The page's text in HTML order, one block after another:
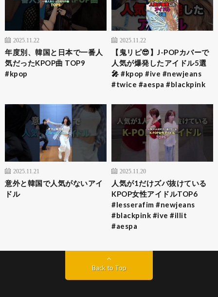
2025.11.22
年度別、韓国と日本で一番人
気だったKPOP曲 TOP9
#kpop
2025.11.22
【鬼リピ😎】J-POPカバーで
人気が爆発したアイドル5選
🎤 #kpop #ive #newjeans
#twice #aespa #blackpink
2025.11.21
意外と韓国で人気がないアイ
ドル
2025.11.20
人気が1だけズバ抜けている
KPOP女性アイドルTOP6
#lesserafim #newjeans
#blackpink #ive #illit
#aespa
Back to Top